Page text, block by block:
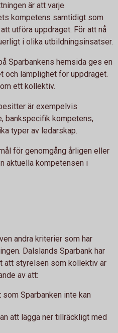
är att varje
kompetens samtidigt som
utföra uppdraget. För att nå
i olika utbildningsinsatser.
Sparbankens hemsida ges en
och lämplighet för uppdraget.
ett kollektiv.
är exempelvis
bankspecifik kompetens,
typer av ledarskap.
för genomgång årligen eller
aktuella kompetensen i
andra kriterier som har
Dalslands Sparbank har
att styrelsen som kollektiv är
av att:
Sparbanken inte kan
att lägga ner tillräckligt med